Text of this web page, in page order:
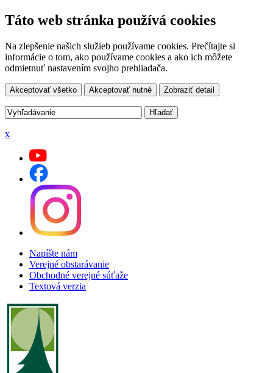
Táto web stránka používá cookies
Na zlepšenie našich služieb používame cookies. Prečítajte si
informácie o tom, ako používame cookies a ako ich môžete
odmietnuť nastavením svojho prehliadača.
Akceptovať všetko Akceptovať nutné Zobraziť detail
x
Napíšte nám
Verejné obstarávanie
Obchodné verejné súťaže
Textová verzia